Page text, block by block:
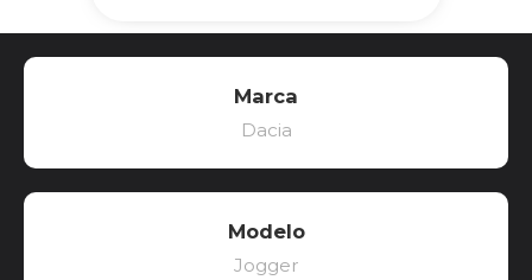
Marca
Dacia
Modelo
Jogger